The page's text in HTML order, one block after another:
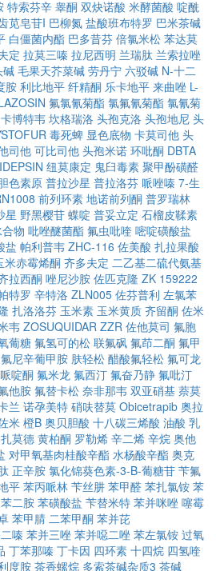
特索芬辛 睾酮 双炔诺酸 米酵菌酸 啶酰
苋皂苷I 巴柳氮 盐酸班布特罗 巴米茶碱
白僵菌内酯 巴多昔芬 倍氯米松 苯达莫
定 拉莫三嗪 拉尼西明 兰瑞肽 兰索拉唑
碱 毛果天芥菜碱 劳丹宁 六驳碱 N-十二
胺 利比地平 纤精酮 乐卡地平 来曲唑 L-
氟氯氰菊酯 氯氟氰菊酯 氯氰菊
卡博特韦 坎格瑞洛 头孢克洛 头孢地尼 头
毒死蜱 显色底物 卡莫司他 头
司他 可比司他 头孢米诺 环吡酮 DBTA
纽莫康定 鬼臼毒素 聚甲酚磺醛
色素原 普拉沙星 普拉洛芬 哌唑嗪 7-生
前列环素 地诺前列酮 普罗瑞林
星 野黑樱苷 蝶啶 普妥立定 石榴皮鞣素
物 吡唑醚菌酯 氟虫吡喹 嘧啶磺酸盐
盐 帕利普韦 ZHC-116 佐美酸 扎拉果酸
米赤霉烯酮 齐多夫定 二乙基二硫代氨基
拉西酮 唑尼沙胺 佐匹克隆 ZK 159222
特罗 辛特洛 ZLN005 佐芬普利 左氯苯
扎洛洛芬 玉米素 玉米黄质 齐留酮 佐米
韦 ZOSUQUIDAR ZZR 佐他莫司 氟胞
葡糖 氟氢可的松 联氟砜 氟茚二酮 氟甲
氟尼辛葡甲胺 肤轻松 醋酸氟轻松 氟可龙
啶酮 氟米龙 氟西汀 氟奋乃静 氟吡汀
他胺 氟替卡松 奈非那韦 双亚硝基 萘莫
兰 诺孕美特 硝呋替莫 Obicetrapib 奥拉
米 橙B 奥贝胆酸 十八碳三烯酸 油酸 乳
莫德 黄柏酮 罗勒烯 辛二烯 辛烷 奥他
对甲氧基肉桂酸辛酯 水杨酸辛酯 奥克
正辛胺 氯化锦葵色素-3-Β-葡糖苷 苄氟
平 苯丙哌林 苄丝肼 苯甲醛 苯扎氯铵 苯
苯二胺 苯磺酸盐 苄替米特 苯并咪唑 噻霉
苯甲腈 二苯甲酮 苯并芘
嗪 苯并三唑 苯并噁二唑 苯左氯铵 过氧
丁苯那嗪 丁卡因 四环素 十四烷 四氢喹
度胺 茶香螺烷 多索茶碱杂质3 茶碱